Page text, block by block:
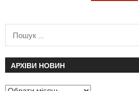
АРХІВИ НОВИН